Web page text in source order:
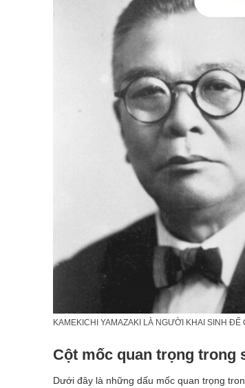
KAMEKICHI YAMAZAKI LÀ NGƯỜI KHAI SINH ĐẾ
Cột mốc quan trọng
Dưới đây là những dấu mốc quan trọng